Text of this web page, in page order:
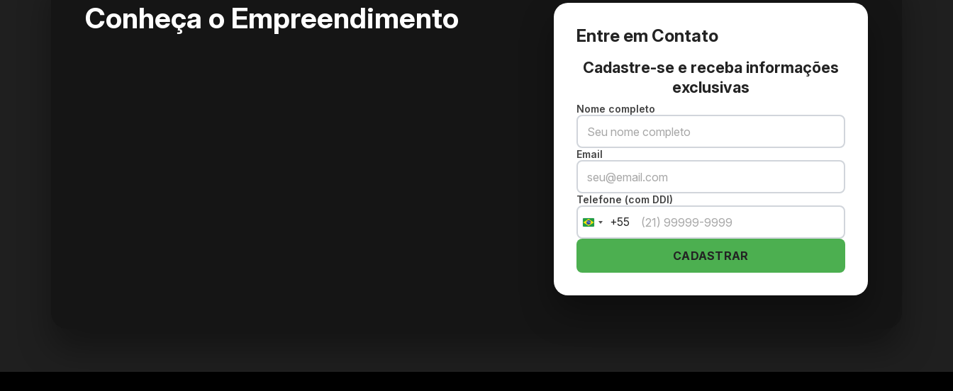
Conheça o Empreendimento
Entre em Contato
Cadastre-se e receba informações
exclusivas
Nome completo
Email
Telefone (com DDI)
Brazil
+55
+55
CADASTRAR